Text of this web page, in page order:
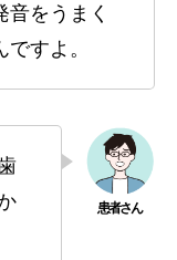
音をうまく
すよ。